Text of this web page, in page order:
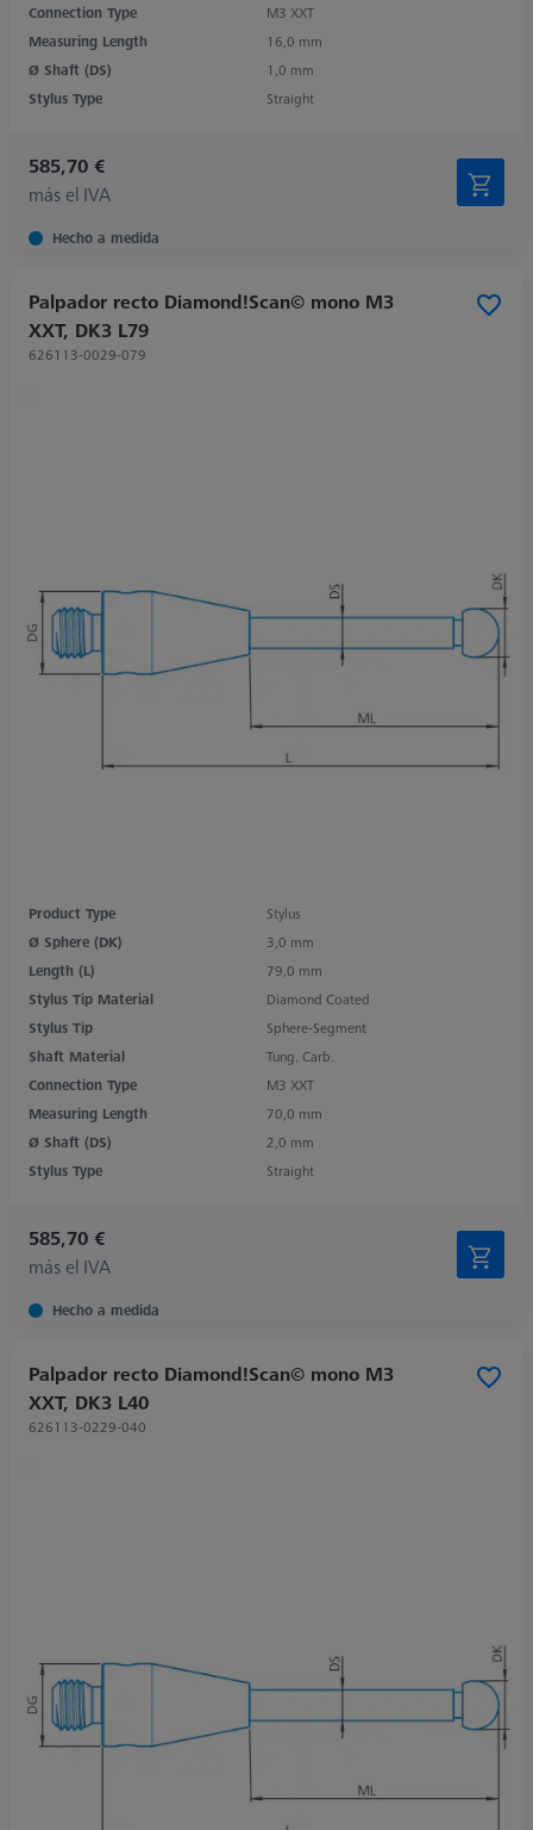
Connection Type
M3 XXT
Measuring Length
16,0 mm
Ø Shaft (DS)
1,0 mm
Stylus Type
Straight
585,70 €
más el IVA
Hecho a medida
Palpador recto Diamond!Scan© mono M3
XXT, DK3 L79
626113-0029-079
Product Type
Stylus
Ø Sphere (DK)
3,0 mm
Length (L)
79,0 mm
Stylus Tip Material
Diamond Coated
Stylus Tip
Sphere-Segment
Shaft Material
Tung. Carb.
Connection Type
M3 XXT
Measuring Length
70,0 mm
Ø Shaft (DS)
2,0 mm
Stylus Type
Straight
585,70 €
más el IVA
Hecho a medida
Palpador recto Diamond!Scan© mono M3
XXT, DK3 L40
626113-0229-040